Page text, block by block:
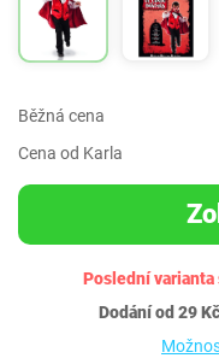
Běžná cena
Cena od Karla
Poslední varianta
Dodání od 29